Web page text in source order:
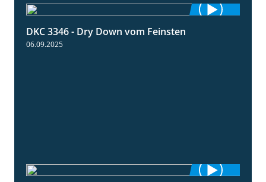
DKC 3346 - Dry Down vom Feinsten
06.09.2025